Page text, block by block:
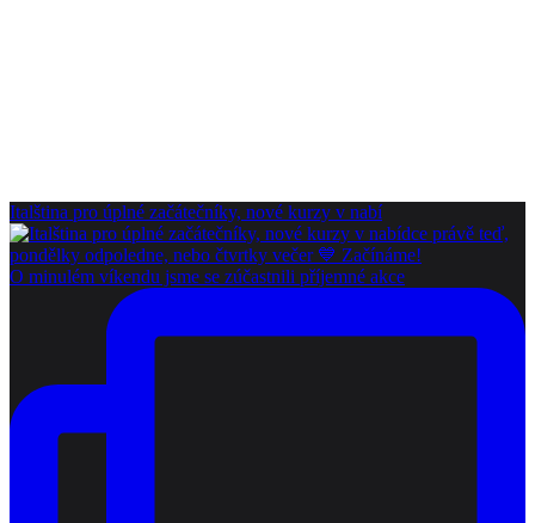
Italština pro úplné začátečníky, nové kurzy v nabí
O minulém víkendu jsme se zúčastnili příjemné akce